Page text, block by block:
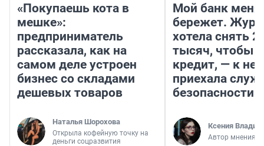
«Покупаешь кота в
мешке»:
предприниматель
рассказала, как на
самом деле устроен
бизнес со складами
дешевых товаров
Наталья Шорохова
Открыла кофейную точку на
деньги соцразвития
Мой банк меня
бережет.
хотела снять
тысяч, чтобы
кредит, — к
приехала
безопасности
Ксения
Автор мнения